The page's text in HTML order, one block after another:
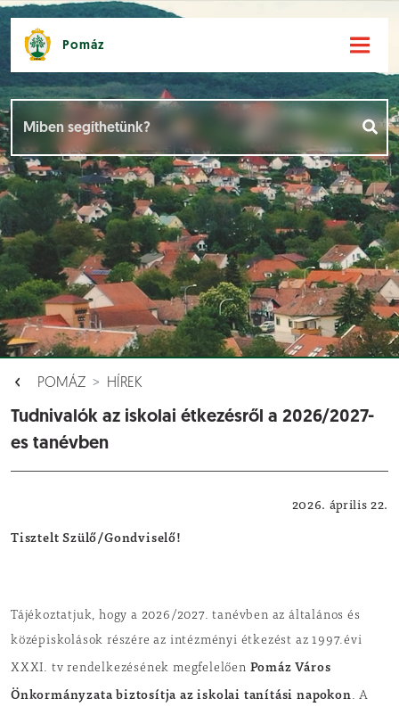
Pomáz
POMÁZ HÍREK
Tudnivalók az iskolai étkezésről a 2026/2027-
es tanévben
2026. április 22.
Tisztelt Szülő/Gondviselő!
Tájékoztatjuk, hogy a 2026/2027. tanévben az általános és
középiskolások részére az intézményi étkezést az 1997.évi
XXXI. tv rendelkezésének megfelelően Pomáz Város
Önkormányzatabiztosítja az iskolai tanítási napokon. A
Események []
Dokumentumok [ ]
Aloldalak []